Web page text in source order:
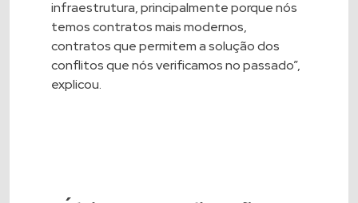
infraestrutura, principalmente porque nós
temos contratos mais modernos,
contratos que permitem a solução dos
conflitos que nós verificamos no passado”,
explicou.